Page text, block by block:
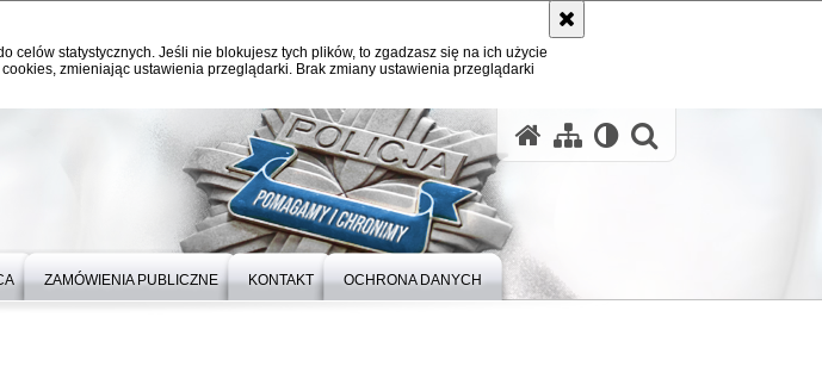
celów statystycznych. Jeśli nie blokujesz tych plików, to zgadzasz się na ich użycie
zmieniając ustawienia przeglądarki. Brak zmiany ustawienia przeglądarki
ZAMÓWIENIA PUBLICZNE KONTAKT OCHRONA DANYCH